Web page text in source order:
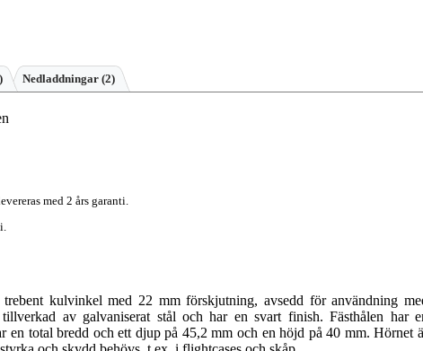
Nedladdningar (2)
med 2 års garanti.
kulvinkel med 22 mm förskjutning, avsedd för användning
av galvaniserat stål och har en svart finish. Fästhålen har
en total bredd och ett djup på 45,2 mm och en höjd på 40 mm. Hörnet